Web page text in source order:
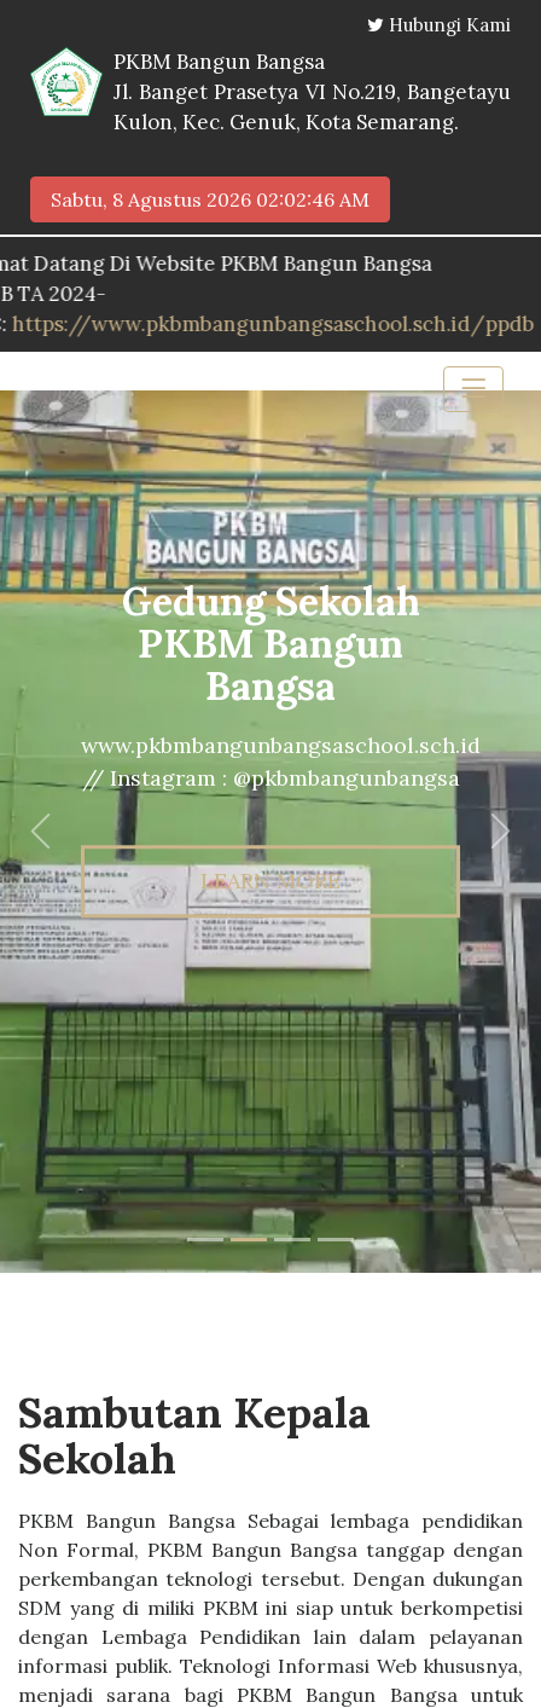
Hubungi Kami
PKBM Bangun Bangsa
Jl. Banget Prasetya VI No.219, Bangetayu
Kulon, Kec. Genuk, Kota Semarang.
Sabtu, 8 Agustus 2026 02:02:47 AM
Di Website PKBM Bangun Bangsa
ppdb
Gedung Sekolah
PKBM Bangun
Bangsa
www.pkbmbangunbangsaschool.sch.id
// Instagram : @pkbmbangunbangsa
LEARN MORE
Previous
Sambutan Kepala
Sekolah
PKBM Bangun Bangsa Sebagai lembaga pendidikan
Non Formal, PKBM Bangun Bangsa tanggap dengan
perkembangan teknologi tersebut. Dengan dukungan
SDM yang di miliki PKBM ini siap untuk berkompetisi
dengan Lembaga Pendidikan lain dalam pelayanan
informasi publik. Teknologi Informasi Web khususnya,
menjadi sarana bagi PKBM Bangun Bangsa untuk